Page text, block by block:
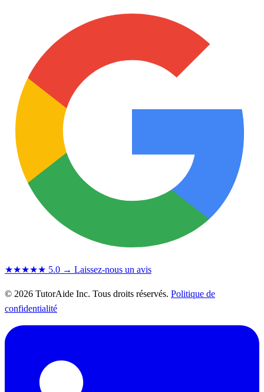
★★★★★ 5.0 → Laissez-nous un avis
© 2026 TutorAide Inc. Tous droits réservés. Politique de
confidentialité